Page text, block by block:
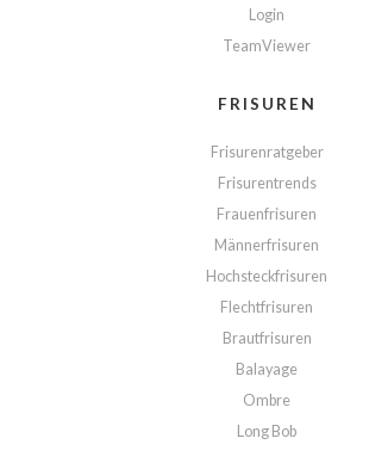
Login
TeamViewer
FRISUREN
Frisurenratgeber
Frisurentrends
Frauenfrisuren
Männerfrisuren
Hochsteckfrisuren
Flechtfrisuren
Brautfrisuren
Balayage
Ombre
Long Bob